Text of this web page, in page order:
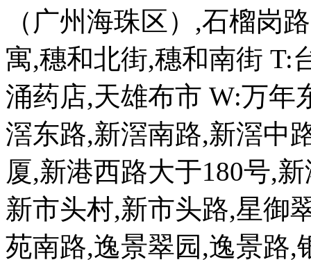
（广州海珠区）,石榴岗
寓,穗和北街,穗和南街 T:
涌药店,天雄布市 W:万年
滘东路,新滘南路,新滘中
厦,新港西路大于180号,
新市头村,新市头路,星御
苑南路,逸景翠园,逸景路,